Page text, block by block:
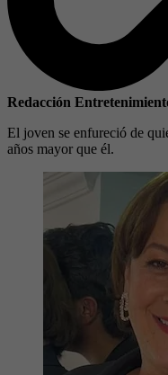
Redacción
El joven se enfureció de
años mayor que él.